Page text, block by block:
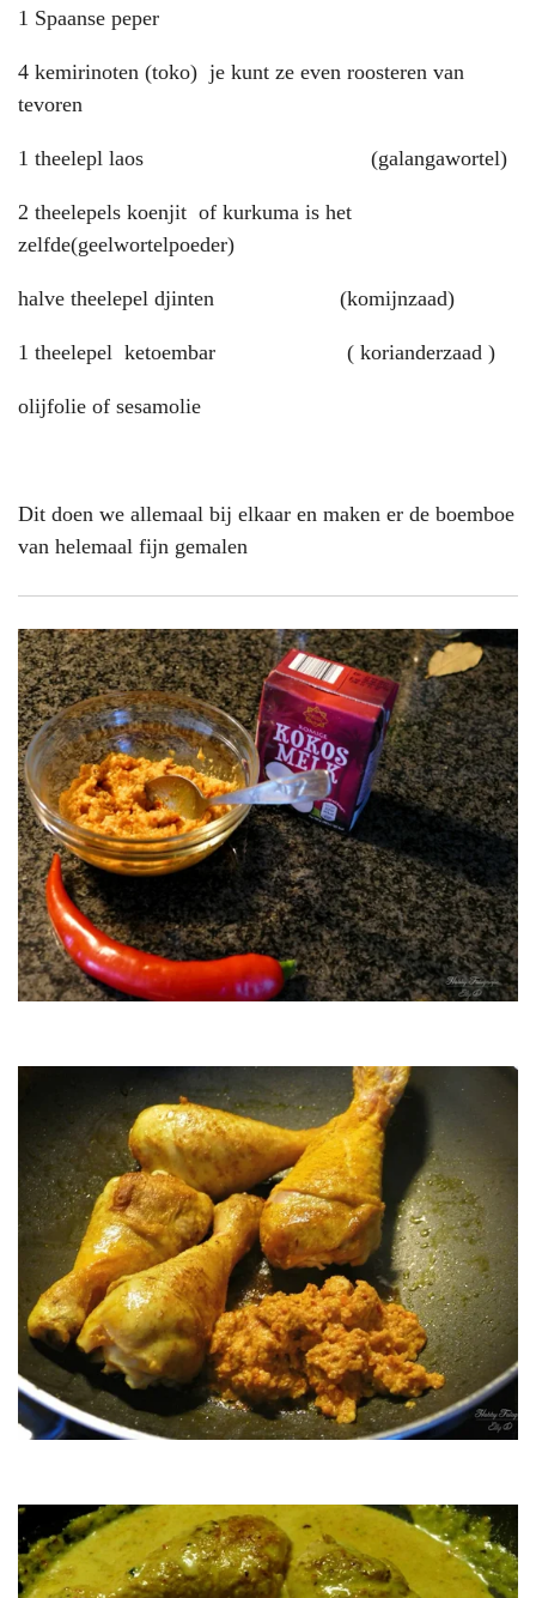
1 Spaanse peper
4 kemirinoten (toko) je kunt ze even roosteren van
tevoren
1 theelepl laos (galangawortel)
2 theelepels koenjit of kurkuma is het
zelfde(geelwortelpoeder)
halve theelepel djinten (komijnzaad)
1 theelepel ketoembar ( korianderzaad )
olijfolie of sesamolie
Dit doen we allemaal bij elkaar en maken er de boemboe
van helemaal fijn gemalen